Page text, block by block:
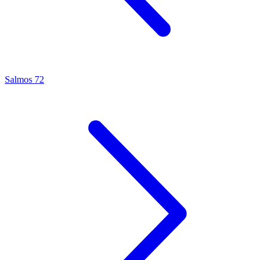
Salmos 72